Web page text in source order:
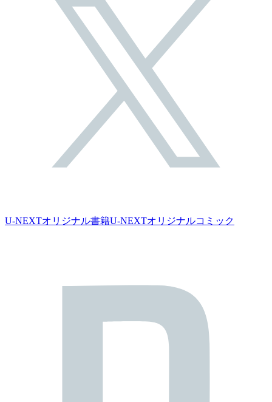
U-NEXTオリジナル書籍U-NEXTオリジナルコミック